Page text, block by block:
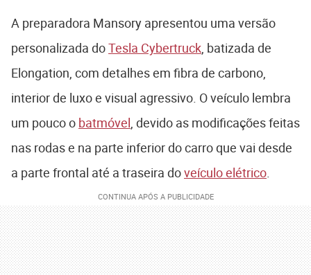
A preparadora Mansory apresentou uma versão
personalizada doTesla Cybertruck , batizada de
Elongation, com detalhes em fibra de carbono,
interior de luxo e visual agressivo. O veículo lembra
um pouco o batmóvel , devido as modificações feitas
nas rodas e na parte inferior do carro que vai desde
a parte frontal até a traseira doveículo elétrico